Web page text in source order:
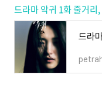
드라마 악귀 1화 줄거리
드라